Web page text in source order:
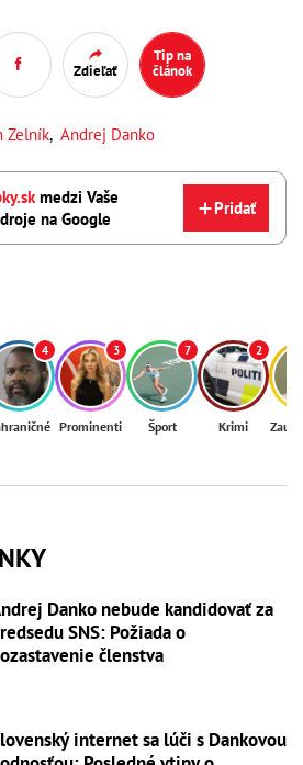
Zdieľať
Tip na
článok
Zelník, Andrej Danko
medzi Vaše
na Google
Pridať
4 3
Prominenti
7
Šport
2
Krimi
Danko nebude kandidovať za
SNS: Požiada o
členstva
internet sa lúči s Dankovou